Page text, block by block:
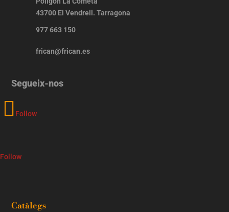
43700 El Vendrell. Tarragona
977 663 150
frican@frican.es
Segueix-nos
Follow
Follow
Catàlegs